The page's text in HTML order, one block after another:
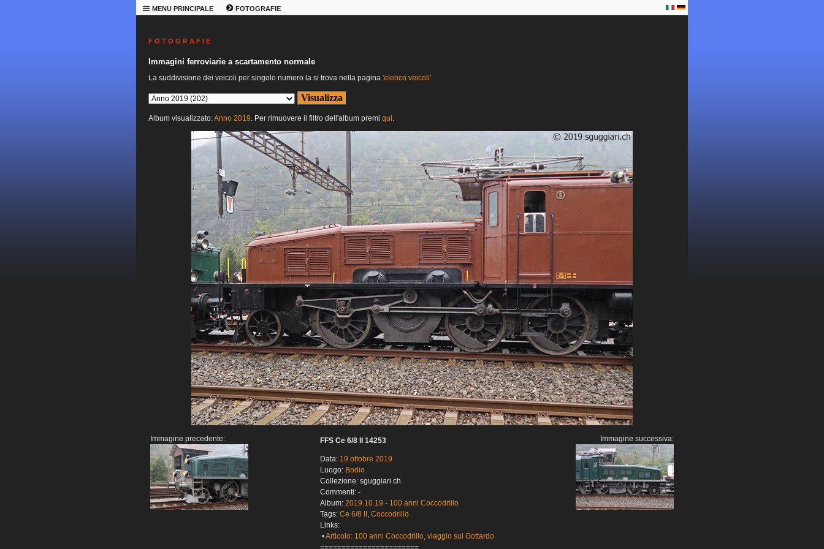
MENU PRINCIPALE FOTOGRAFIE
F O T O G R A F I E
Immagini ferroviarie a scartamento normale
La suddivisione dei veicoli per singolo numero la si trova nella pagina 'elenco veicoli'.
Album visualizzato:Anno 2019. Per rimuovere il filtro dell'album premi qui.
Immagine precedente: FFS Ce 6/8 II 14253
Data: 19 ottobre 2019
Luogo: Bodio
Collezione: sguggiari.ch
Commenti: -
Album: 2019.10.19 - 100 anni Coccodrillo
Tags: Ce 6/8 II , Coccodrillo
Links:
•Articolo: 100 anni Coccodrillo, viaggio sul Gottardo
Immagine successiva: